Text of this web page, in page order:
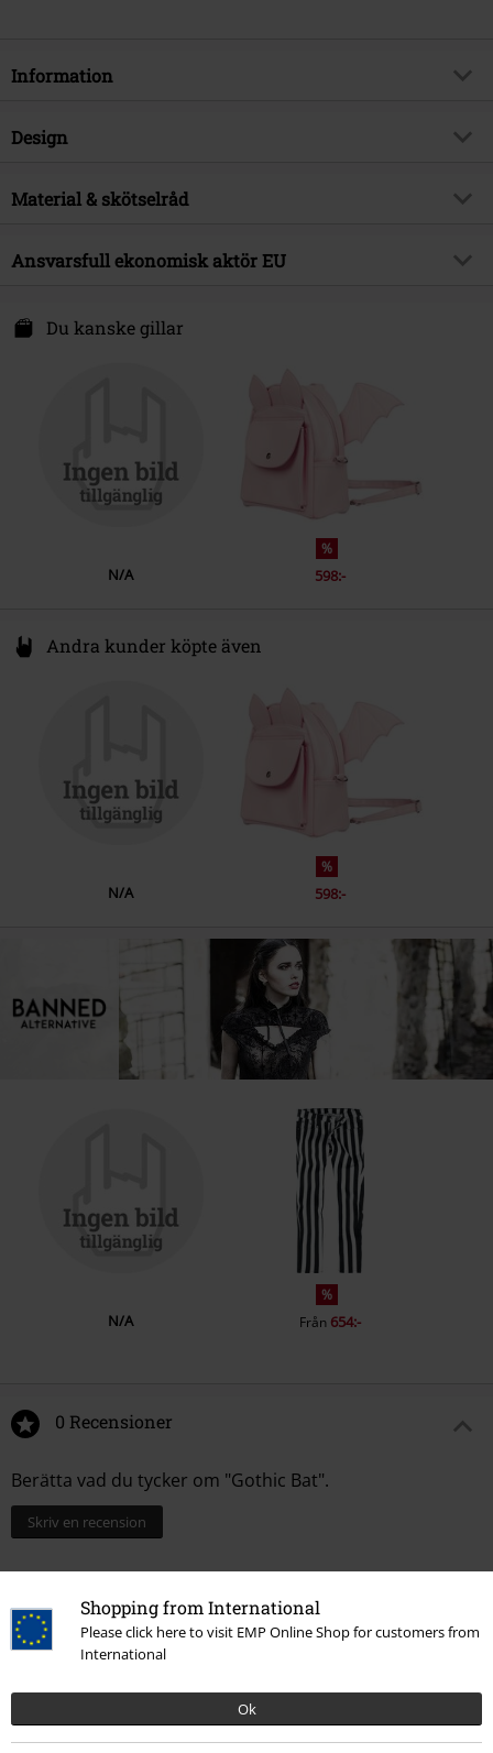
Shopping from International
Please click here to visit EMP Online Shop for customers from
International
Ok
Information
Artikelnummer
Brand
Releasedatum
27/09/2024
Design
Produkttyp
Material & skötselråd
Yttermaterial
100% polyuretan
Ansvarsfull ekonomisk aktör EU
ul. Wroclawska 31
55-095 Mirków, Byków
Du kanske gillar
N/A
%
598:-
Andra kunder köpte även
N/A
%
598:-
N/A
%
Från 654:-
0 Recensioner
Berätta vad du tycker om "Gothic Bat".
Skriv en recension